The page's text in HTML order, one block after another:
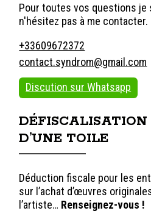
Pour toutes vos questions je
n'hésitez pas à me contacter.
+33609672372
contact.syndrom@gmail.com
Discution sur Whatsapp
DÉFISCALISATION
D’UNE TOILE
Déduction fiscale pour les
sur l’achat d’œuvres
l’artiste… Renseignez-vous !